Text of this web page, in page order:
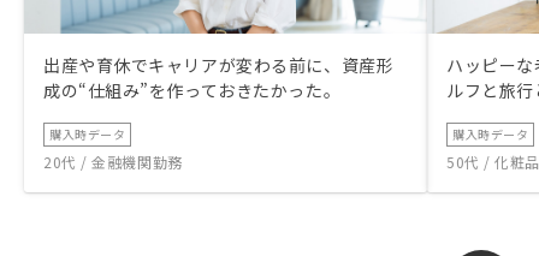
出産や育休でキャリアが変わる前に、資産形
成の“仕組み”を作っておきたかった。
購入時データ
20代 / 金融機関勤務
ハッピー
ルフと旅
購入時データ
50代 / 化粧